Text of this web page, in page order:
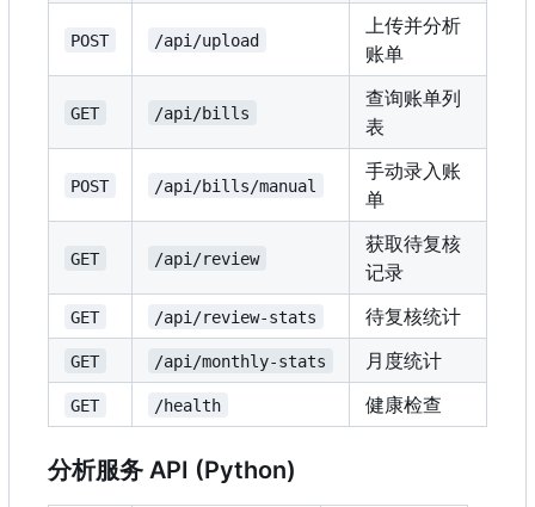
POST /api/upload
上传并分析
账单
GET /api/bills
查询账单列
表
POST /api/bills/manual
手动录入账
单
GET /api/review
获取待复核
记录
GET /api/review-stats 待复核统计
GET /api/monthly-stats 月度统计
GET /health 健康检查
分析服务 API (Python)